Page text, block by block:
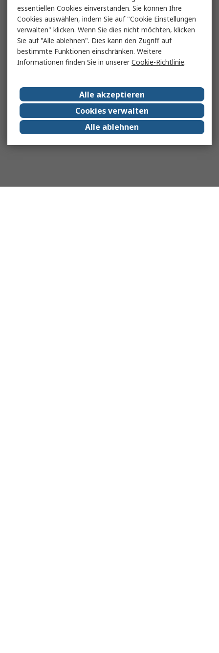
essentiellen Cookies einverstanden. Sie können Ihre
Cookies auswählen, indem Sie auf "Cookie Einstellungen
verwalten" klicken. Wenn Sie dies nicht möchten, klicken
Sie auf "Alle ablehnen". Dies kann den Zugriff auf
bestimmte Funktionen einschränken. Weitere
Informationen finden Sie in unsererCookie-Richtlinie.
Alle akzeptieren
Cookies verwalten
Alle ablehnen